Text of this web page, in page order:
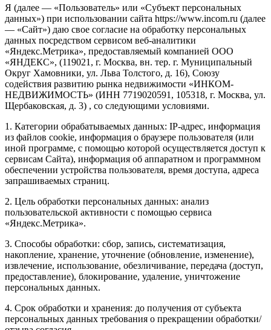
Я (далее — «Пользователь» или «Субъект персональных
данных») при использовании сайта https://www.incom.ru (далее
— «Сайт») даю свое согласие на обработку персональных
данных посредством сервисом веб-аналитики
«Яндекс.Метрика», предоставляемый компанией ООО
«ЯНДЕКС», (119021, г. Москва, вн. тер. г. Муниципальный
Округ Хамовники, ул. Льва Толстого, д. 16), Союзу
содействия развитию рынка недвижимости «ИНКОМ-
НЕДВИЖИМОСТЬ» (ИНН 7719020591, 105318, г. Москва, ул.
Щербаковская, д. 3) , со следующими условиями.
1. Категории обрабатываемых данных: IP-адрес, информация
из файлов cookie, информация о браузере пользователя (или
иной программе, с помощью которой осуществляется доступ к
сервисам Сайта), информация об аппаратном и программном
обеспечении устройства пользователя, время доступа, адреса
запрашиваемых страниц.
2. Цель обработки персональных данных: анализ
пользовательской активности с помощью сервиса
«Яндекс.Метрика».
3. Способы обработки: сбор, запись, систематизация,
накопление, хранение, уточнение (обновление, изменение),
извлечение, использование, обезличивание, передача (доступ,
предоставление), блокирование, удаление, уничтожение
персональных данных.
4. Срок обработки и хранения: до получения от субъекта
персональных данных требования о прекращении обработки/